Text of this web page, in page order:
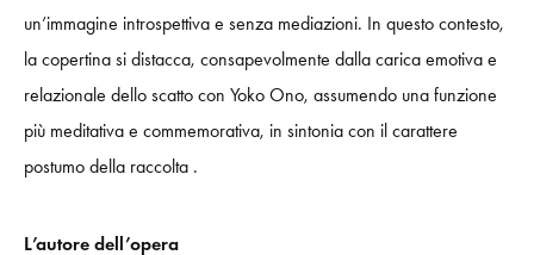
un’immagine introspettiva e senza mediazioni. In questo contesto,
la copertina si distacca, consapevolmente dalla carica emotiva e
relazionale dello scatto con Yoko Ono, assumendo una funzione
più meditativa e commemorativa, in sintonia con il carattere
postumo della raccolta .
L’autore dell’opera